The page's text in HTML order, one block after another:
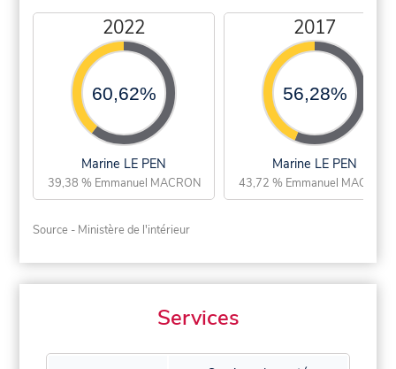
2022
60,62%
Marine LE PEN
39,38 % Emmanuel MACRON
2017
56,28%
Marine LE PEN
43,72 % Emmanuel MACRON
Source - Ministère de l'intérieur
Services